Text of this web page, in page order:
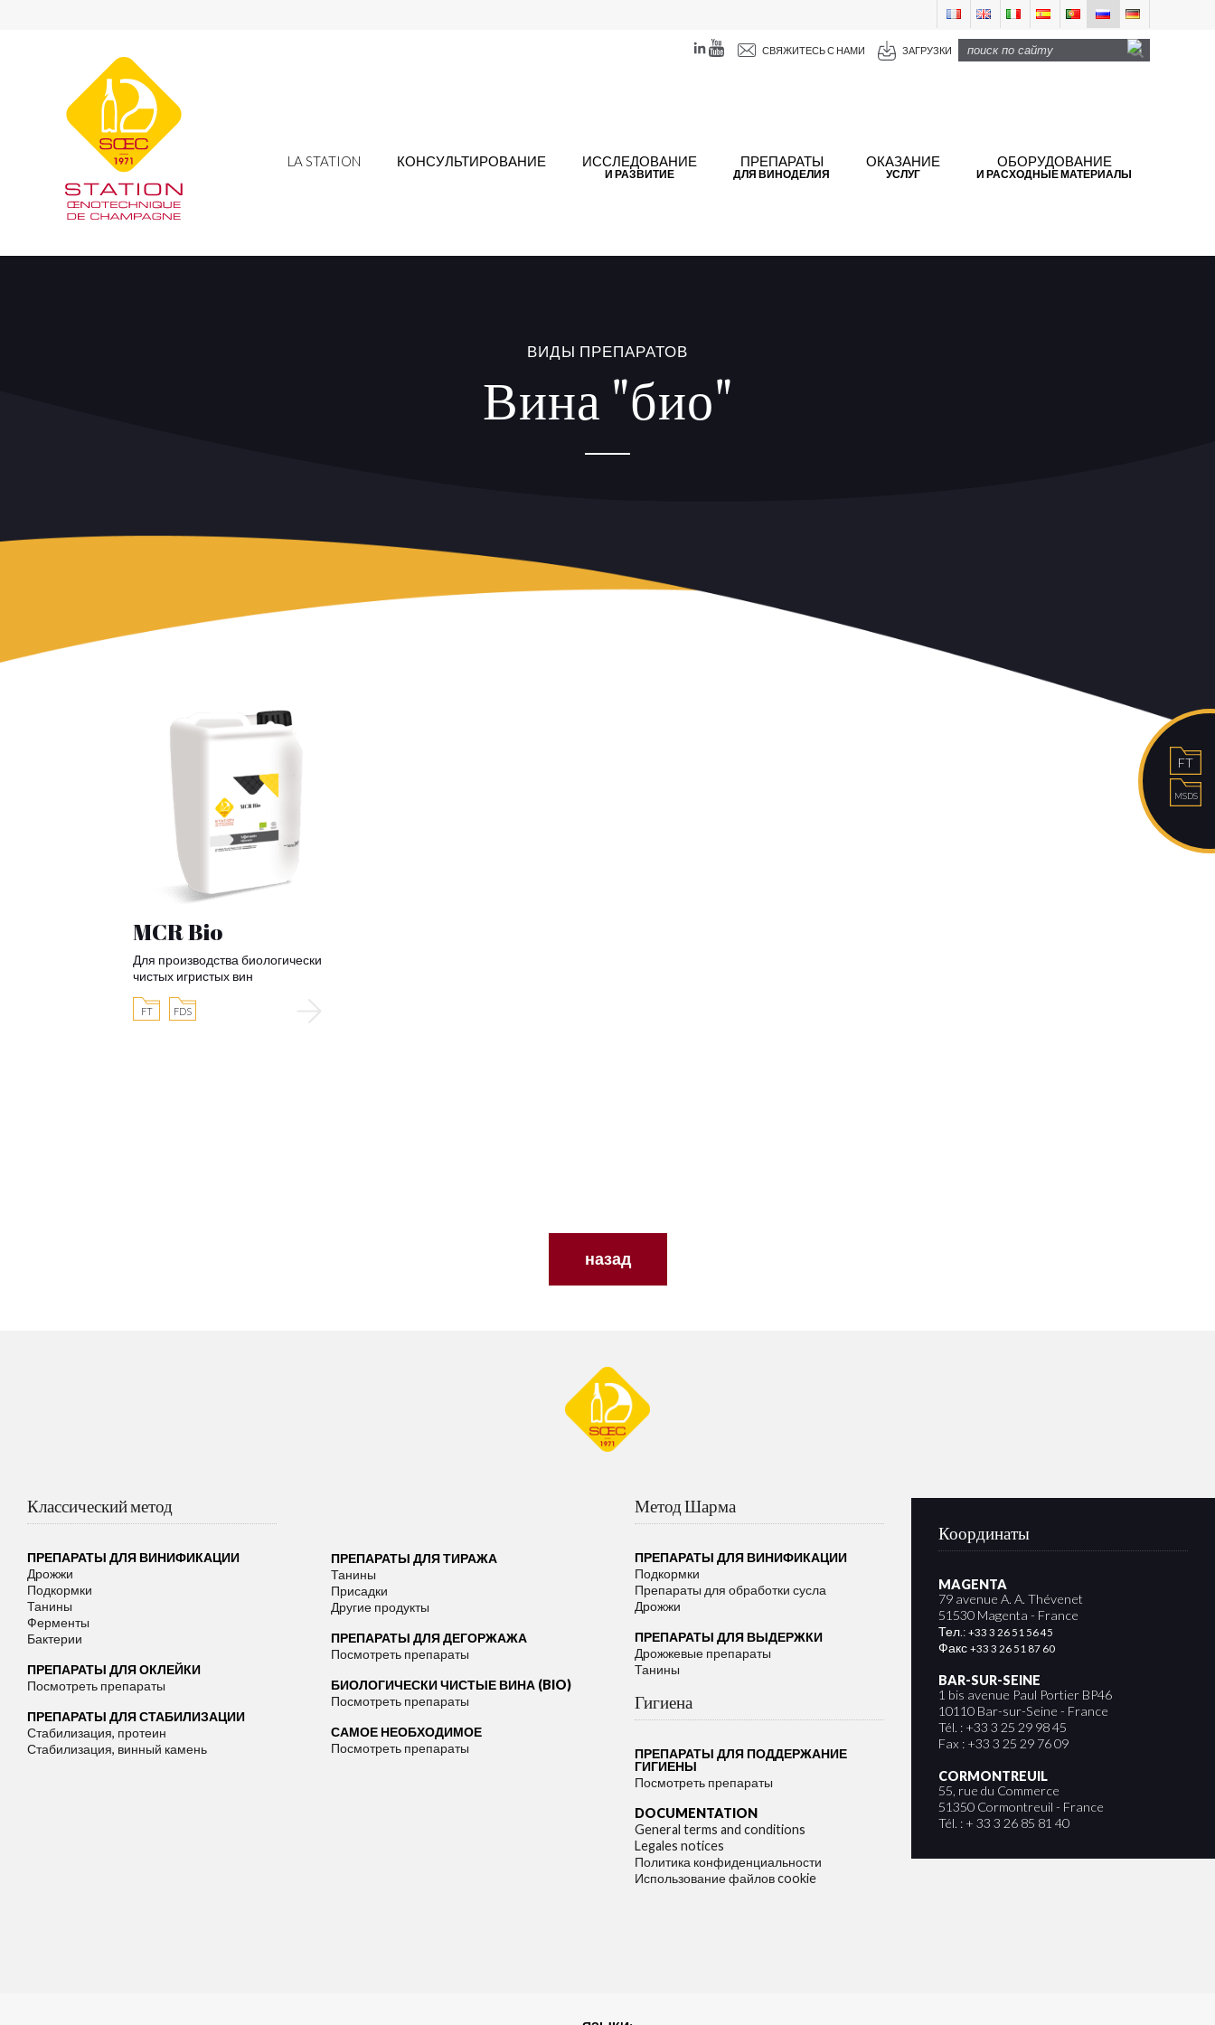
FT
MSDS
СВЯЖИТЕСЬ С НАМИ ЗАГРУЗКИ
LA STATION КОНСУЛЬТИРОВАНИЕ ИССЛЕДОВАНИЕ
И РАЗВИТИЕ
ПРЕПАРАТЫ
ДЛЯ ВИНОДЕЛИЯ
ОКАЗАНИЕ
УСЛУГ
ОБОРУДОВАНИЕ
И РАСХОДНЫЕ МАТЕРИАЛЫ
ВИДЫ ПРЕПАРАТОВ
Вина "био"
MCR Bio
Для производства биологически
чистых игристых вин
FT FDS
назад
Классический метод
ПРЕПАРАТЫ ДЛЯ ВИНИФИКАЦИИ
Дрожжи
Подкормки
Танины
Ферменты
Бактерии
ПРЕПАРАТЫ ДЛЯ ОКЛЕЙКИ
Посмотреть препараты
ПРЕПАРАТЫ ДЛЯ СТАБИЛИЗАЦИИ
Стабилизация, протеин
Стабилизация, винный камень
ПРЕПАРАТЫ ДЛЯ ТИРАЖА
Танины
Присадки
Другие продукты
ПРЕПАРАТЫ ДЛЯ ДЕГОРЖАЖА
Посмотреть препараты
БИОЛОГИЧЕСКИ ЧИСТЫЕ ВИНА (BIO)
Посмотреть препараты
САМОЕ НЕОБХОДИМОЕ
Посмотреть препараты
Метод Шарма
ПРЕПАРАТЫ ДЛЯ ВИНИФИКАЦИИ
Подкормки
Препараты для обработки сусла
Дрожжи
ПРЕПАРАТЫ ДЛЯ ВЫДЕРЖКИ
Дрожжевые препараты
Танины
Гигиена
ПРЕПАРАТЫ ДЛЯ ПОДДЕРЖАНИЕ
ГИГИЕНЫ
Посмотреть препараты
DOCUMENTATION
General terms and conditions
Legales notices
Политика конфиденциальности
Использование файлов cookie
Координаты
MAGENTA
79 avenue A. A. Thévenet
51530 Magenta - France
Тел.: +33 3 26 51 56 45
Факс +33 3 26 51 87 60
BAR-SUR-SEINE
1 bis avenue Paul Portier BP46
10110 Bar-sur-Seine - France
Tél. : +33 3 25 29 98 45
Fax : +33 3 25 29 76 09
CORMONTREUIL
55, rue du Commerce
51350 Cormontreuil - France
Tél. : + 33 3 26 85 81 40